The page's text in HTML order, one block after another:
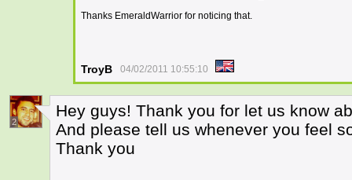
Thanks EmeraldWarrior for noticing that.
TroyB 04/02/2011 10:55:10
2
Hey guys! Thank you for let us know
And please tell us whenever you feel
Thank you